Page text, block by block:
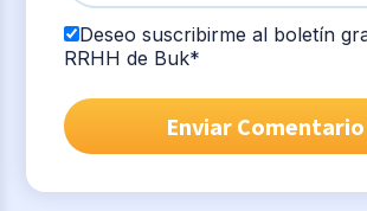
Deseo suscribirme al boletín
RRHH de Buk*